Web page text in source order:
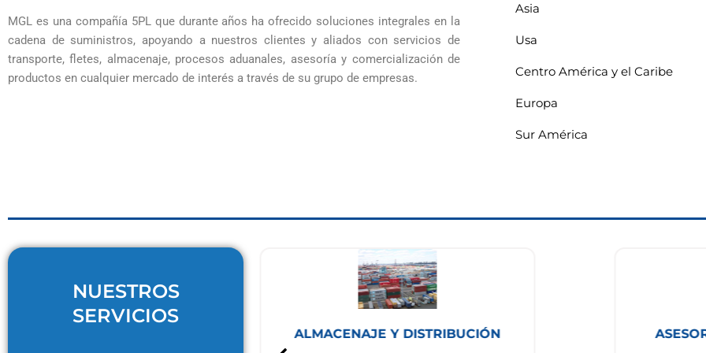
convierten en tu aliado ideal
compra de materia
MGL es una compañía 5PL que durante años ha ofrecido soluciones integrales en la
cadena de suministros, apoyando a nuestros clientes y aliados con servicios de
transporte, fletes, almacenaje, procesos aduanales, asesoría y comercialización de
productos en cualquier mercado de interés a través de su grupo de empresas.
Asia
Usa
Centro América y el Caribe
Europa
Sur América
NUESTROS
SERVICIOS
ALMACENAJE Y DISTRIBUCIÓN